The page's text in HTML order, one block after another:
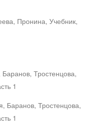
Пронина, Учебник,
Тростенцова,
1
Баранов, Тростенцова,
1